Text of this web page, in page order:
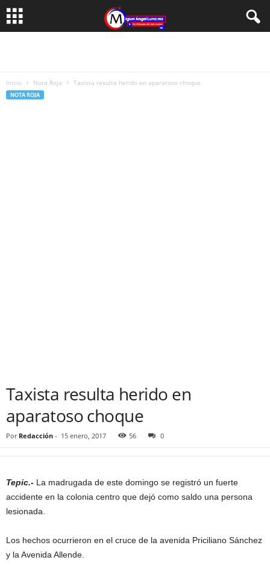
Inicio Nota Roja Taxista resulta herido en aparatoso choque
NOTA ROJA
Taxista resulta herido en
aparatoso choque
Por Redacción - 15 enero, 2017 56 0
Tepic.- La madrugada de este domingo se registró un fuerte
accidente en la colonia centro que dejó como saldo una persona
lesionada.
Los hechos ocurrieron en el cruce de la avenida Priciliano Sánchez
y la Avenida Allende.